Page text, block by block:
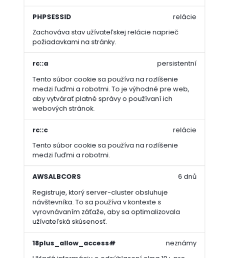
PHPSESSID
Zachováva stav užívateľskej relácie naprieč
požiadavkami na stránky.
relácie
rc::a
Tento súbor cookie sa používa na rozlíšenie
medzi ľuďmi a robotmi. To je výhodné pre web,
aby vytvárať platné správy o používaní ich
webových stránok.
persistentní
rc::c
Tento súbor cookie sa používa na rozlíšenie
medzi ľuďmi a robotmi.
relácie
AWSALBCORS
Registruje, ktorý server-cluster obsluhuje
návštevníka. To sa používa v kontexte s
vyrovnávaním záťaže, aby sa optimalizovala
užívateľská skúsenosť.
6 dnů
18plus_allow_access#
neznámy